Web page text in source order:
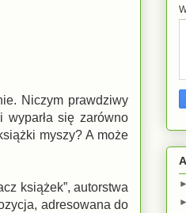
Niczym prawdziwy
wyparła się zarówno
myszy? A może
książek”, autorstwa
adresowana do